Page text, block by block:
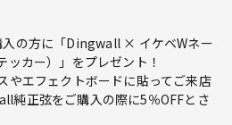
の方に「Dingwall × イケベWネー
ッカー）」をプレゼント！
やエフェクトボードに貼ってご来店
純正弦をご購入の際に5％OFFとさ